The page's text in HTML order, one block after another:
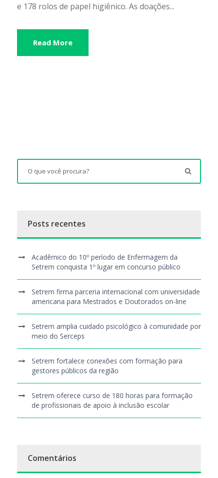
e 178 rolos de papel higiênico. As doações...
Read More
Posts recentes
Acadêmico do 10º período de Enfermagem da
Setrem conquista 1º lugar em concurso público
Setrem firma parceria internacional com universidade
americana para Mestrados e Doutorados on-line
Setrem amplia cuidado psicológico à comunidade por
meio do Serceps
Setrem fortalece conexões com formação para
gestores públicos da região
Setrem oferece curso de 180 horas para formação
de profissionais de apoio à inclusão escolar
Comentários